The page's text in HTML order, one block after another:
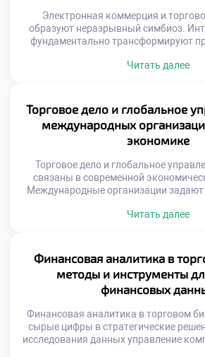
Электронная коммерция и
образуют неразрывный симбиоз.
фундаментально трансформируют
и временные границы рынка.
автоматизированным решениям.
решений возрастает многократно
Понимание этих изменений
профессиональных знаний.
Читать далее
Торговое дело и глобальное
международных
экономике
Торговое дело и глобальное
связаны в современной
Международные организации задают
стандартов мировая коммерция
Глобальные институты формируют
для бизнеса. Мировая экономика
сложная взаимосвязанная
рынки зависят […]
Читать далее
Финансовая аналитика в
методы и инструменты
финансовых
Финансовая аналитика в торговом
сырые цифры в стратегические
исследования данных управление